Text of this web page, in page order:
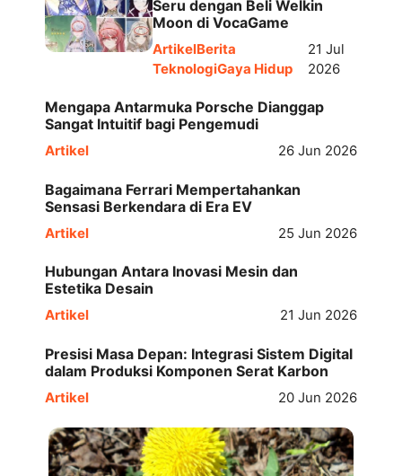
Seru dengan Beli Welkin
Moon di VocaGame
ArtikelBerita
TeknologiGaya Hidup
21 Jul
2026
Mengapa Antarmuka Porsche Dianggap
Sangat Intuitif bagi Pengemudi
Artikel 26 Jun 2026
Bagaimana Ferrari Mempertahankan
Sensasi Berkendara di Era EV
Artikel 25 Jun 2026
Hubungan Antara Inovasi Mesin dan
Estetika Desain
Artikel 21 Jun 2026
Presisi Masa Depan: Integrasi Sistem Digital
dalam Produksi Komponen Serat Karbon
Artikel 20 Jun 2026